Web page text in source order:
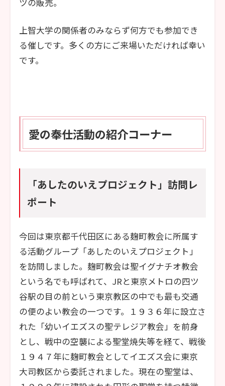
上智大学の関係者のみならず何方でも参加でき
る催しです。多くの方にご来場いただければ幸い
です。
愛の奉仕活動の紹介コーナー
「あしたのいえプロジェクト」訪問レ
ポート
今回は東京都千代田区にある麹町教会に所属す
る活動グループ「あしたのいえプロジェクト」
を訪問しました。麹町教会は聖イグナチオ教会
という名でも呼ばれて、JRと東京メトロの四ツ
谷駅の目の前という東京教区の中でも最も交通
の便のよい教会の一つです。１９３６年に設立さ
れた「幼いイエズスの聖テレジア教会」を前身
とし、戦中の空襲による聖堂焼失等を経て、戦後
１９４７年に麹町教会としてイエズス会に東京
大司教区から委託されました。現在の聖堂は、